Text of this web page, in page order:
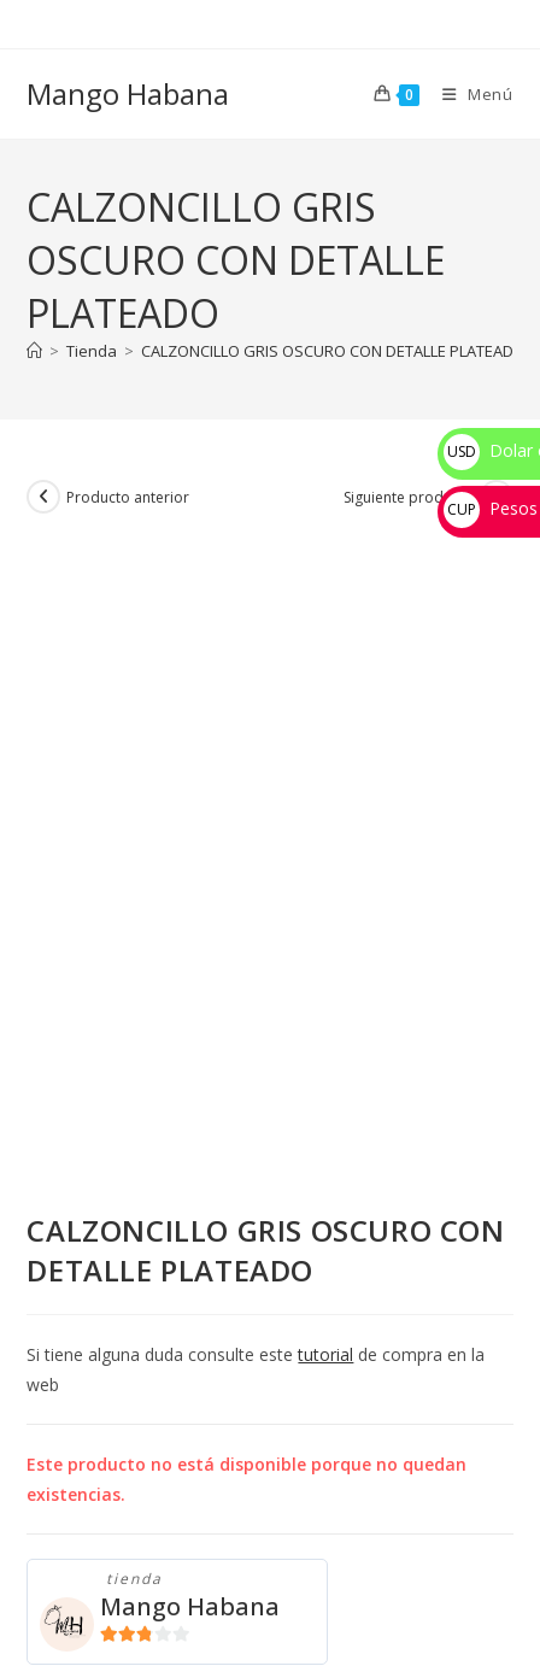
Mango Habana 0 Menú
CALZONCILLO GRIS
OSCURO CON DETALLE
PLATEADO
> Tienda > CALZONCILLO GRIS OSCURO CON DETALLE PLATEADO
Producto anterior Siguiente producto
CALZONCILLO GRIS OSCURO CON
DETALLE PLATEADO
Si tiene alguna duda consulte estetutorial de compra en la
web
Este producto no está disponible porque no quedan
existencias.
tienda
Mango Habana
USD
$
Dolar
CUP
💰
Pesos